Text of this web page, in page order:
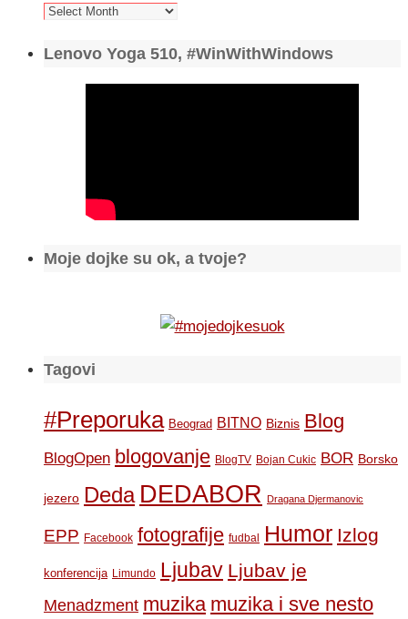
Arhiva
Lenovo Yoga 510, #WinWithWindows
Moje dojke su ok, a tvoje?
Tagovi
#Preporuka Beograd BITNO Biznis Blog
BlogOpen blogovanje BlogTV Bojan Cukic BOR Borsko
jezero Deda DEDABOR Dragana Djermanovic
EPP Facebook fotografije fudbal Humor Izlog
konferencija Limundo Ljubav Ljubav je
Menadzment muzika muzika i sve nesto